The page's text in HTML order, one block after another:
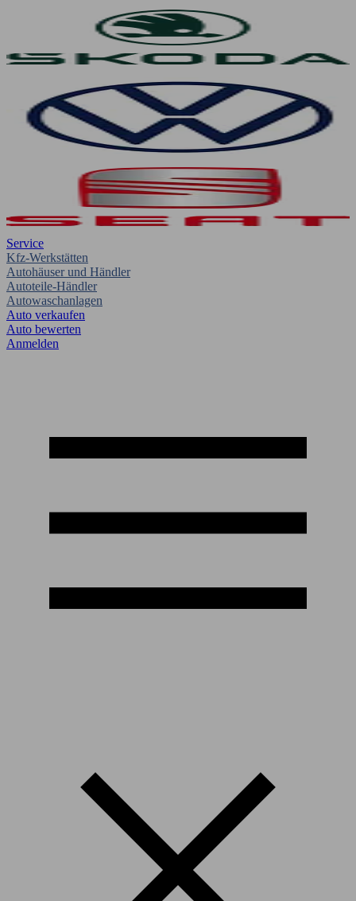
Service
Kfz-Werkstätten
Autohäuser und Händler
Autoteile-Händler
Autowaschanlagen
Auto verkaufen
Auto bewerten
Anmelden